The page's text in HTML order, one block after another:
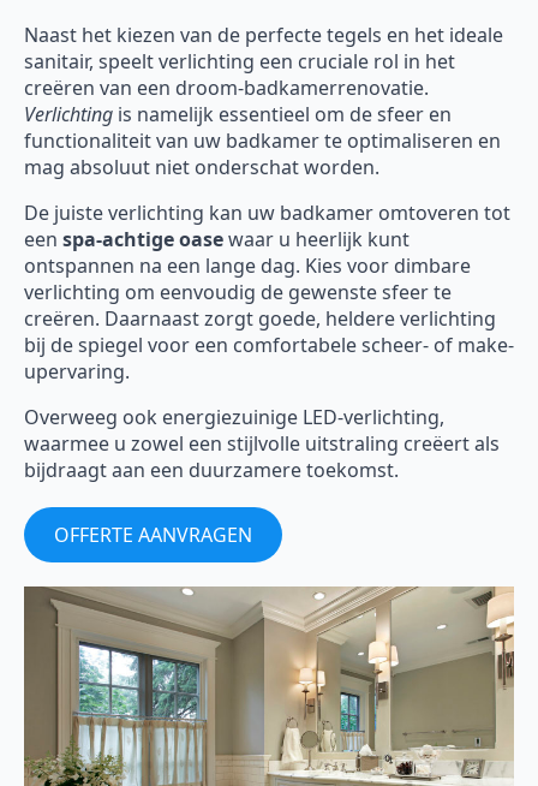
Naast het kiezen van de perfecte tegels en het ideale
sanitair, speelt verlichting een cruciale rol in het
creëren van een droom-badkamerrenovatie.
Verlichting is namelijk essentieel om de sfeer en
functionaliteit van uw badkamer te optimaliseren en
mag absoluut niet onderschat worden.
De juiste verlichting kan uw badkamer omtoveren tot
een spa-achtige oasewaar u heerlijk kunt
ontspannen na een lange dag. Kies voor dimbare
verlichting om eenvoudig de gewenste sfeer te
creëren. Daarnaast zorgt goede, heldere verlichting
bij de spiegel voor een comfortabele scheer- of make-
upervaring.
Overweeg ook energiezuinige LED-verlichting,
waarmee u zowel een stijlvolle uitstraling creëert als
bijdraagt aan een duurzamere toekomst.
OFFERTE AANVRAGEN